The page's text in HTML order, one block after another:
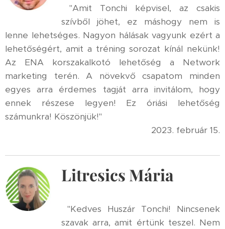
"Amit Tonchi képvisel, az csakis
szívből jöhet, ez máshogy nem is
lenne lehetséges. Nagyon hálásak vagyunk ezért a
lehetőségért, amit a tréning sorozat kínál nekünk!
Az ENA korszakalkotó lehetőség a Network
marketing terén. A növekvő csapatom minden
egyes arra érdemes tagját arra invitálom, hogy
ennek részese legyen! Ez óriási lehetőség
számunkra! Köszönjük!"
2023. február 15.
Litresics Mária
"Kedves Huszár Tonchi! Nincsenek
szavak arra, amit értünk teszel. Nem